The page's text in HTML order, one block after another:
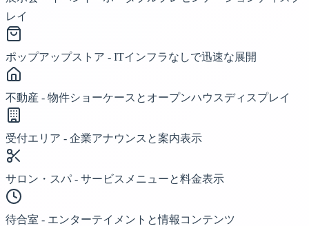
レイ
ポップアップストア - ITインフラなしで迅速な展開
不動産 - 物件ショーケースとオープンハウスディスプレイ
受付エリア - 企業アナウンスと案内表示
サロン・スパ - サービスメニューと料金表示
待合室 - エンターテイメントと情報コンテンツ